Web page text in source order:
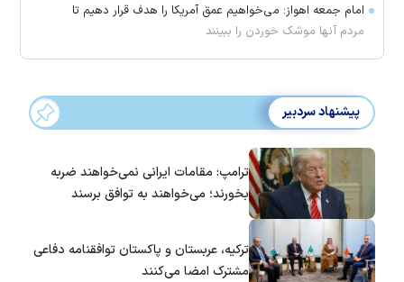
امام جمعه اهواز: می‌خواهیم عمق آمریکا را هدف قرار دهیم تا
مردم آنها موشک خوردن را ببینند
پیشنهاد سردبیر
ترامپ: مقامات ایرانی نمی‌خواهند ضربه
بخورند؛ می‌خواهند به توافق برسند
ترکیه، عربستان و پاکستان توافقنامه دفاعی
مشترک امضا می‌کنند